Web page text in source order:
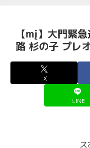
【mį】大門緊
路 杉の子 プレ
X
LINE
ス